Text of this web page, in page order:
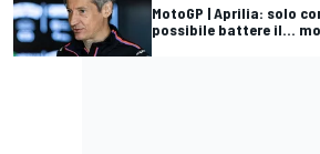
MotoGP | Aprilia: solo
possibile battere il...